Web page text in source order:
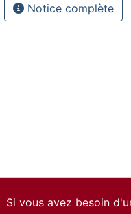
Notice complète
Si vous avez besoin